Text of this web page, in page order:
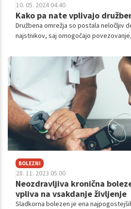
10. 05. 2024 04.40
Kako pa nate vplivajo
Družbena omrežja so postala neločljiv
najstnikov, saj omogočajo
medijem lahko pomemben vpliv na
BOLEZNI
28. 11. 2023 05.00
Neozdravljiva kronična
vpliva na vsakdanje življenje
Sladkorna bolezen je ena